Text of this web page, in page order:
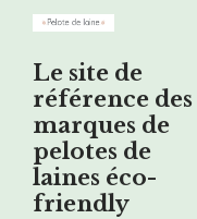
Le site de
référence des
marques de
pelotes de
laines éco-
friendly